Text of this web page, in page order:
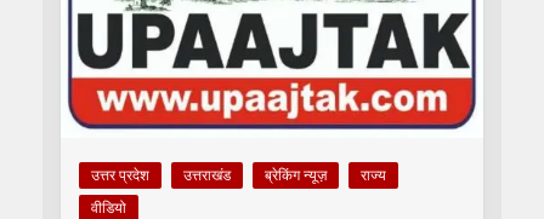
उत्तर प्रदेश उत्तराखंड ब्रेकिंग न्यूज़
राज्य
वीडियो